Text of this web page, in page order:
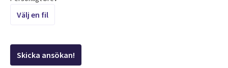
Välj en fil
Skicka ansökan!